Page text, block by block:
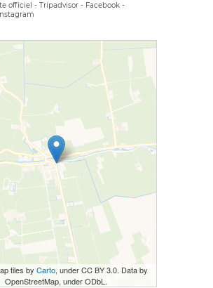
officiel - Tripadvisor - Facebook -
tiles by Carto, under CC BY 3.0. Data by
OpenStreetMap, under ODbL.